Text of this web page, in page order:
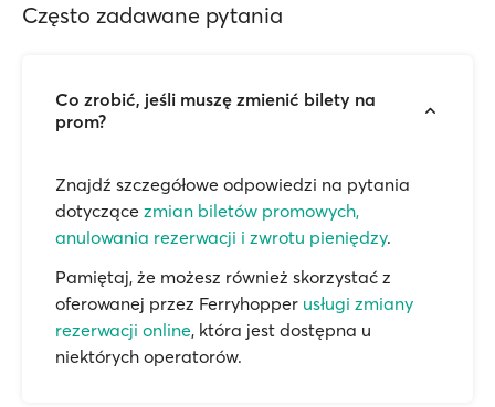
Często zadawane pytania
Co zrobić, jeśli muszę zmienić bilety na
prom?
Znajdź szczegółowe odpowiedzi na pytania
dotyczące zmian biletów promowych,
anulowania rezerwacji i zwrotu pieniędzy.
Pamiętaj, że możesz również skorzystać z
oferowanej przez Ferryhopper usługi zmiany
rezerwacji online, która jest dostępna u
niektórych operatorów.